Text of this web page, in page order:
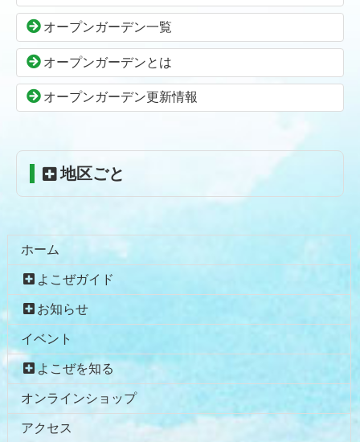
本
文
先
へ
る
頭
へ
る
オープンガーデン一覧
オープンガーデンとは
オープンガーデン更新情報
地区ごと
ホーム
よこぜガイド
お知らせ
イベント
よこぜを知る
オンラインショップ
アクセス